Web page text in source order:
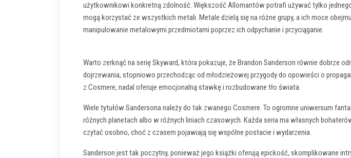
użytkownikowi konkretną zdolność. Większość Allomantów potrafi używać tylko
mogą korzystać ze wszystkich metali. Metale dzielą się na różne grupy, a ich moce
manipulowanie metalowymi przedmiotami poprzez ich odpychanie i przyciąganie.
Warto zerknąć na serię Skyward, która pokazuje, że Brandon Sanderson równie dobrze
dojrzewania, stopniowo przechodząc od młodzieżowej przygody do opowieści o
z Cosmere, nadal oferuje emocjonalną stawkę i rozbudowane tło świata.
Wiele tytułów Sandersona należy do tak zwanego Cosmere. To ogromne uniwersum
różnych planetach albo w różnych liniach czasowych. Każda seria ma własnych
czytać osobno, choć z czasem pojawiają się wspólne postacie i wydarzenia.
Sanderson jest tak poczytny, ponieważ jego książki oferują epickość, skomplikowane